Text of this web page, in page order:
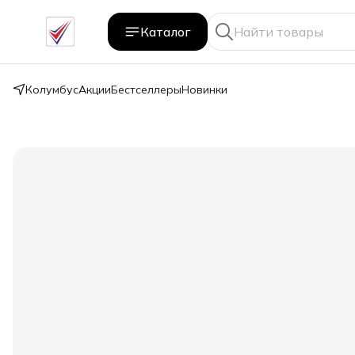
Каталог
КолумбусАкцииБестселлерыНовинки